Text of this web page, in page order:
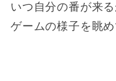
いつ自分の番が来
ゲームの様子を眺め